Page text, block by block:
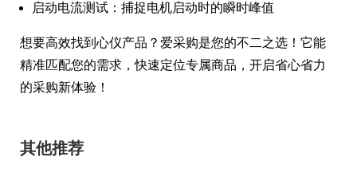
启动电流测试：捕捉电机启动时的瞬时峰值
想要高效找到心仪产品？爱采购是您的不二之选！它能
精准匹配您的需求，快速定位专属商品，开启省心省力
的采购新体验！
其他推荐